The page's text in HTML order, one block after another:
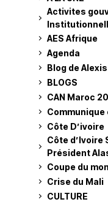
Activites
AES Afrique
Agenda
Blog de
BLOGS
CAN Maroc
Côte D’ivoire
Côte d’Ivoire
Président
Coupe du
Crise du Mali
CULTURE